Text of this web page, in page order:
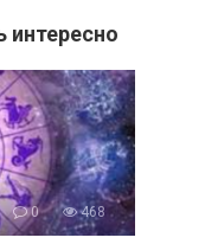
0 468